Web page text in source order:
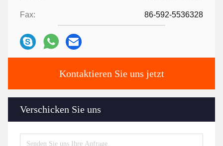
Fax: 86-592-5536328
Kontaktieren Sie uns jetzt
Verschicken Sie uns